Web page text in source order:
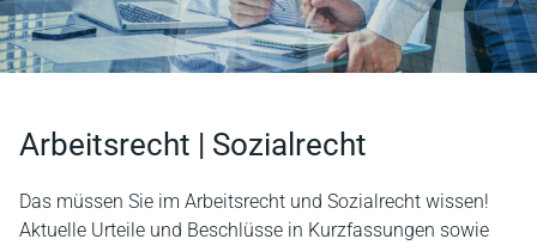
Arbeitsrecht | Sozialrecht
Das müssen Sie im Arbeitsrecht und Sozialrecht wissen!
Aktuelle Urteile und Beschlüsse in Kurzfassungen sowie